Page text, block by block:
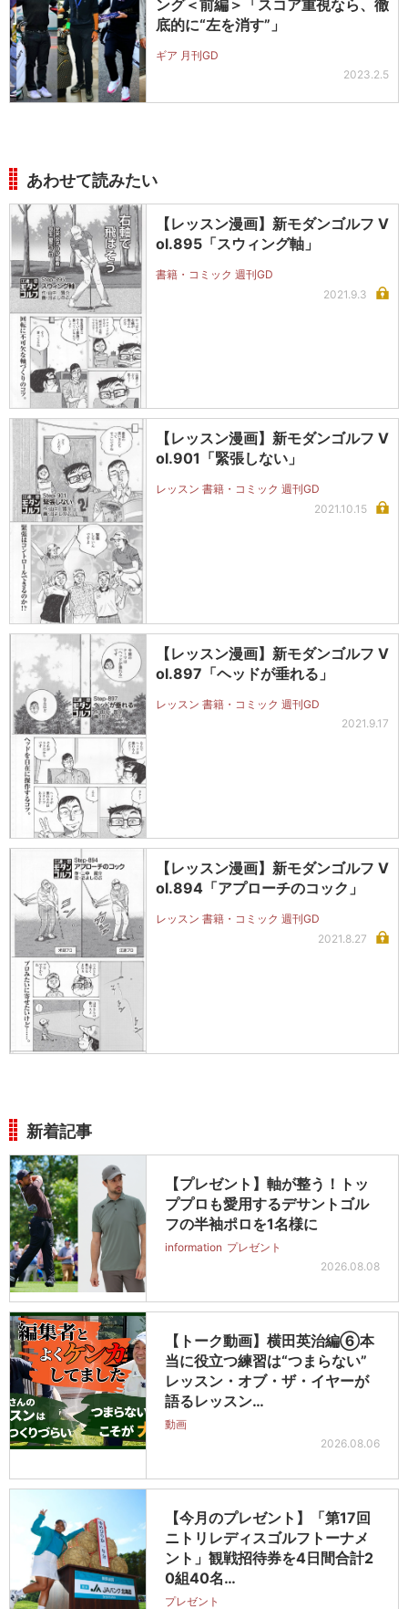
ング＜前編＞「スコア重視なら、徹
底的に“左を消す”」
ギア 月刊GD
2023.2.5
あわせて読みたい
【レッスン漫画】新モダンゴルフ V
ol.895「スウィング軸」
書籍・コミック 週刊GD
2021.9.3
【レッスン漫画】新モダンゴルフ V
ol.901「緊張しない」
レッスン 書籍・コミック 週刊GD
2021.10.15
【レッスン漫画】新モダンゴルフ V
ol.897「ヘッドが垂れる」
レッスン 書籍・コミック 週刊GD
2021.9.17
【レッスン漫画】新モダンゴルフ V
ol.894「アプローチのコック」
レッスン 書籍・コミック 週刊GD
2021.8.27
新着記事
【プレゼント】軸が整う！トッ
ププロも愛用するデサントゴル
フの半袖ポロを1名様に
information プレゼント
2026.08.08
【トーク動画】横田英治編⑥本
当に役立つ練習は“つまらない”
レッスン・オブ・ザ・イヤーが
語るレッスン…
動画
2026.08.06
【今月のプレゼント】「第17回
ニトリレディスゴルフトーナメ
ント」観戦招待券を4日間合計2
0組40名…
プレゼント